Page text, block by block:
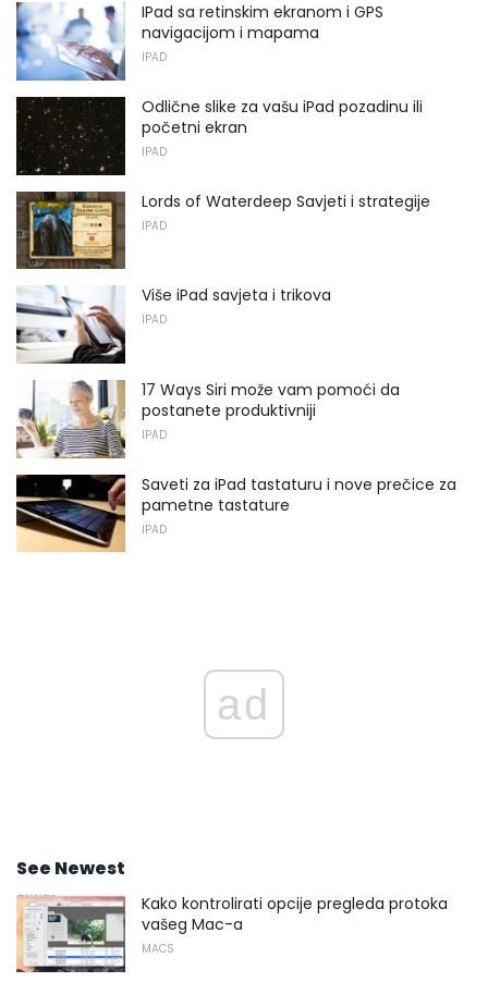
IPad sa retinskim ekranom i GPS
navigacijom i mapama
IPAD
Odlične slike za vašu iPad pozadinu ili
početni ekran
IPAD
Lords of Waterdeep Savjeti i strategije
IPAD
Više iPad savjeta i trikova
IPAD
17 Ways Siri može vam pomoći da
postanete produktivniji
IPAD
Saveti za iPad tastaturu i nove prečice za
pametne tastature
IPAD
ad
See Newest
Kako kontrolirati opcije pregleda protoka
vašeg Mac-a
MACS